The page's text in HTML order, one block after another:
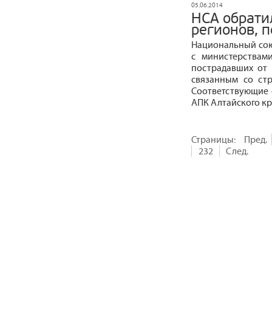
05.06.2014
НСА
регионов,
Национальный
с
пострадавших
связанным со
АПК Алтайского
Страницы:
Пред.
232
След.